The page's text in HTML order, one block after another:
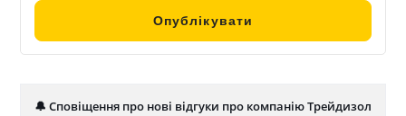
🔔 Сповіщення про нові відгуки про компанію Трейдизол